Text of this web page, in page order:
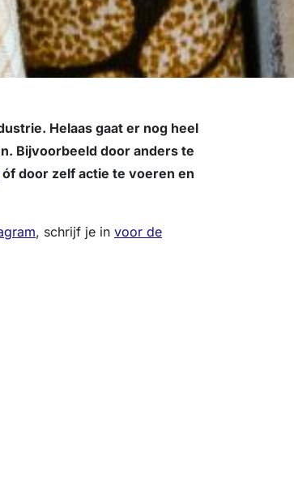
Helaas gaat er nog heel
Bijvoorbeeld door anders te
óf door zelf actie te voeren en
, schrijf je in voor de